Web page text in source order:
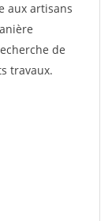
aux artisans
de
travaux.